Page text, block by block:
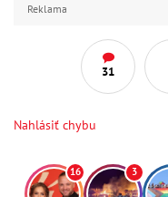
Reklama
31
Nahlásiť chybu
16 3